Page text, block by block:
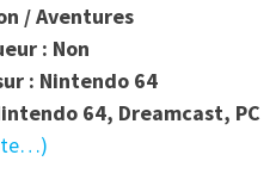
/ Aventures
: Non
: Nintendo 64
64, Dreamcast, PC